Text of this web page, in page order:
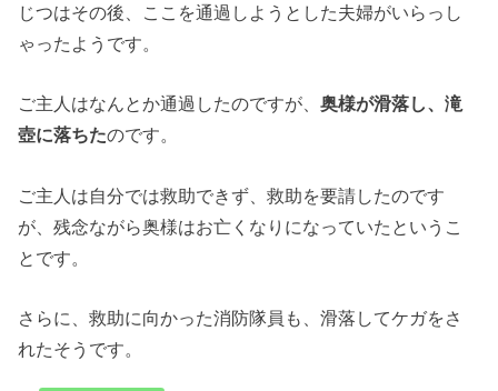
じつはその後、ここを通過しようとした夫婦がいらっし
ゃったようです。
ご主人はなんとか通過したのですが、奥様が滑落し、滝
壺に落ちたのです。
ご主人は自分では救助できず、救助を要請したのです
が、残念ながら奥様はお亡くなりになっていたというこ
とです。
さらに、救助に向かった消防隊員も、滑落してケガをさ
れたそうです。